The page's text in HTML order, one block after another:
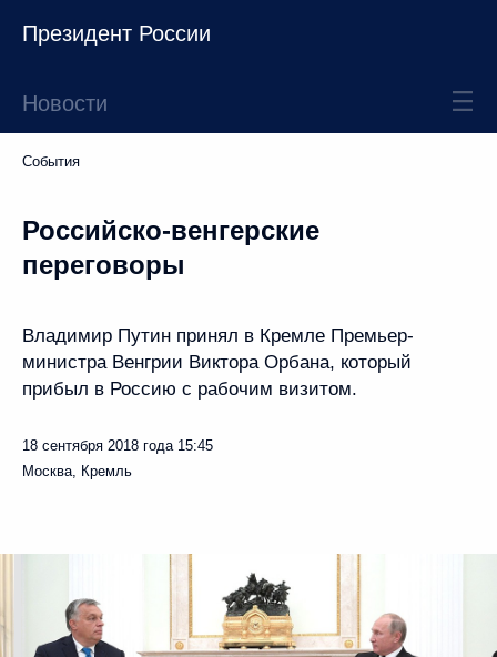
Президент России
Новости
События
Российско-венгерские
переговоры
Владимир Путин принял в Кремле Премьер-
министра Венгрии Виктора Орбана, который
прибыл в Россию с рабочим визитом.
18 сентября 2018 года 15:45
Москва, Кремль